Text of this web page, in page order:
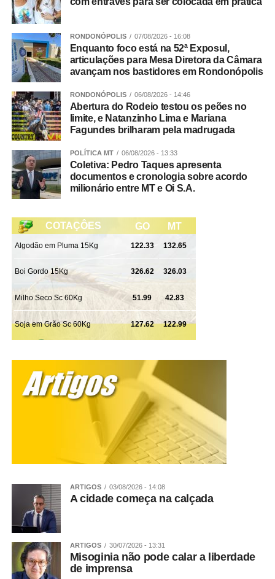
As diligências prosseguem para a conclusão das
investigações e finalização do inquérito policial, com o
consequente indiciamento dos envolvidos.
Integração
Participaram da Operação Adsumus equipes da
Delegacia Especializada de Roubos e Furtos (Derf) de
Rondonópolis, com apoio da 1ª Delegacia de Polícia de
Tangará da Serra, da Gerência de Combate ao Crime
Organizado (GCCO) e da Delegacia Especializada de
Repressão ao Crime Organizado (Draco).
WhatsApp
Facebook
Twitter
Messenger
LinkedIn
Share
RONDONÓPOLIS 07/08/2026 - 16:08
Enquanto foco está na 52ª Exposul,
articulações para Mesa Diretora da Câmara
avançam nos bastidores em Rondonópolis
RONDONÓPOLIS 06/08/2026 - 14:46
Abertura do Rodeio testou os peões no
limite, e Natanzinho Lima e Mariana
Fagundes brilharam pela madrugada
POLÍTICA MT 06/08/2026 - 13:33
Coletiva: Pedro Taques apresenta
documentos e cronologia sobre acordo
milionário entre MT e Oi S.A.
ARTIGOS 03/08/2026 - 14:08
A cidade começa na calçada
ARTIGOS 30/07/2026 - 13:31
Misoginia não pode calar a liberdade
de imprensa